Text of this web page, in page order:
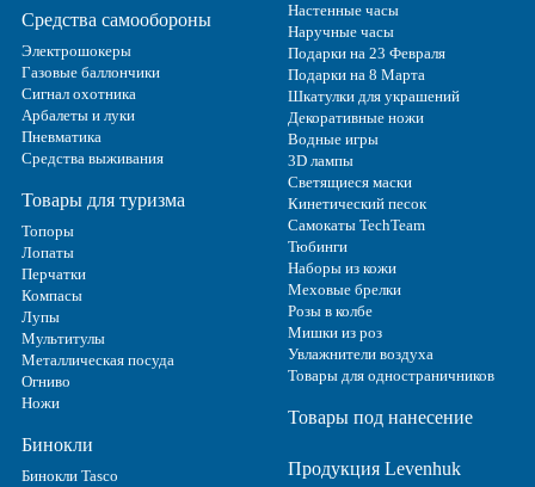
Средства самообороны
Электрошокеры
Газовые баллончики
Сигнал охотника
Арбалеты и луки
Пневматика
Средства выживания
Товары для туризма
Топоры
Лопаты
Перчатки
Компасы
Лупы
Мультитулы
Металлическая посуда
Огниво
Ножи
Бинокли
Бинокли Tasco
Настенные часы
Наручные часы
Подарки на 23 Февраля
Подарки на 8 Марта
Шкатулки для украшений
Декоративные ножи
Водные игры
3D лампы
Светящиеся маски
Кинетический песок
Самокаты TechTeam
Тюбинги
Наборы из кожи
Меховые брелки
Розы в колбе
Мишки из роз
Увлажнители воздуха
Товары для одностраничников
Товары под нанесение
Продукция Levenhuk